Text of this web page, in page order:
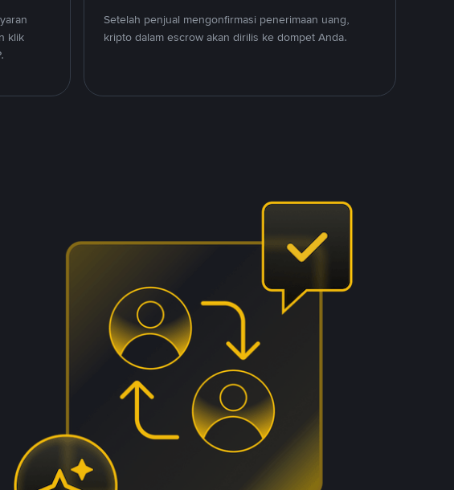
klik
Setelah penjual mengonfirmasi penerimaan uang,
kripto dalam escrow akan dirilis ke dompet Anda.